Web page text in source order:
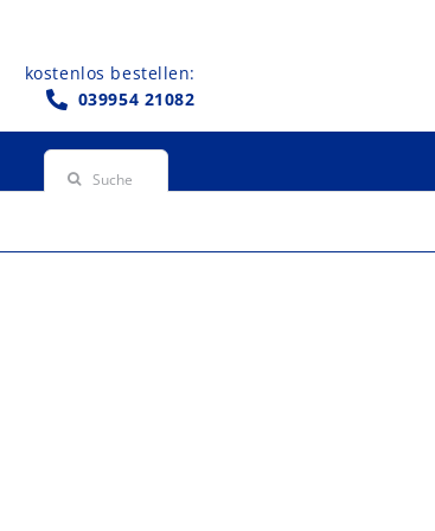
kostenlos bestellen:
039954 21082
Suche
nach: